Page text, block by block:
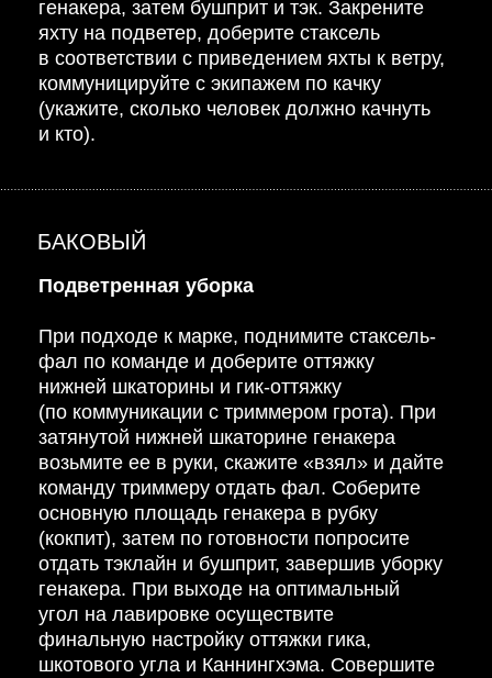
генакера, затем бушприт и тэк. Закрените
яхту на подветер, доберите стаксель
в соответствии с приведением яхты к ветру,
коммуницируйте с экипажем по качку
(укажите, сколько человек должно качнуть
и кто).
БАКОВЫЙ
Подветренная уборка
При подходе к марке, поднимите стаксель-
фал по команде и доберите оттяжку
нижней шкаторины и гик-оттяжку
(по коммуникации с триммером грота). При
затянутой нижней шкаторине генакера
возьмите ее в руки, скажите «взял» и дайте
команду триммеру отдать фал. Соберите
основную площадь генакера в рубку
(кокпит), затем по готовности попросите
отдать тэклайн и бушприт, завершив уборку
генакера. При выходе на оптимальный
угол на лавировке осуществите
финальную настройку оттяжки гика,
шкотового угла и Каннингхэма. Совершите